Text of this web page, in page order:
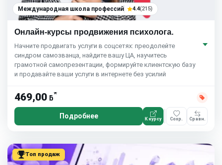
Международная школа профессий 4.4(215)
Онлайн-курсы продвижения психолога.
Начните продвигать услуги в соцсетях: преодолейте
синдром самозванца, найдите вашу ЦА, научитесь
грамотной самопрезентации, формируйте клиентскую базу
и продавайте ваши услуги в интернете без усилий
469,00 ƃ*
Подробнее К курсу Сохр. Сравн.
Топ продаж